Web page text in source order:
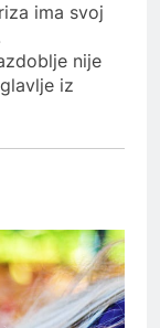
ima svoj
nije
iz